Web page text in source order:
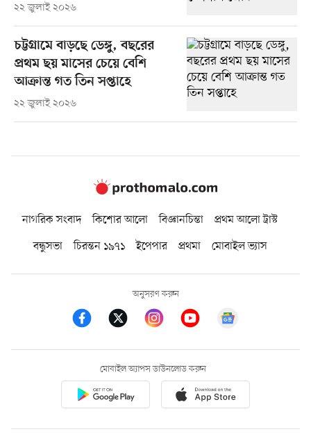
২২ জুলাই ২০২৬
চট্টগ্রামে বাড়ছে ডেঙ্গু, বছরের
প্রথম ছয় মাসের চেয়ে বেশি
আক্রান্ত গত তিন সপ্তাহে
২২ জুলাই ২০২৬
নাগরিক সংবাদ কিশোর আলো বিজ্ঞানচিন্তা
প্রথম আলো ট্রাস্ট
বন্ধুসভা
চিরন্তন ১৯৭১ ইপেপার প্রথমা মোবাইল ভ্যাস
অনুসরণ করুন
মোবাইল অ্যাপস ডাউনলোড করুন